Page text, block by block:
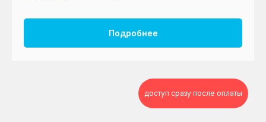
Подробнее
доступ сразу после оплаты